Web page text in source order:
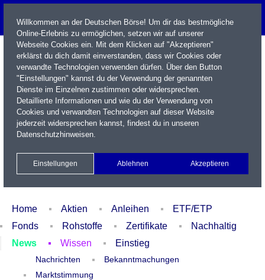
Name / WKN / ISIN / Kürzel
Xetra Realtime
Watchlist Portfolio Login
Home Aktien Anleihen
ETF/ETP
Fonds
Rohstoffe Zertifikate
Nachhaltig
News
Wissen Einstieg
Nachrichten
Bekanntmachungen
Marktstimmung
Willkommen an der Deutschen Börse! Um dir das bestmögliche
Online-Erlebnis zu ermöglichen, setzen wir auf unserer
Webseite Cookies ein. Mit dem Klicken auf "Akzeptieren"
erklärst du dich damit einverstanden, dass wir Cookies oder
verwandte Technologien verwenden dürfen. Über den Button
"Einstellungen" kannst du der Verwendung der genannten
Dienste im Einzelnen zustimmen oder widersprechen.
Detaillierte Informationen und wie du der Verwendung von
Cookies und verwandten Technologien auf dieser Website
jederzeit widersprechen kannst, findest du in unseren
Datenschutzhinweisen.
Einstellungen Ablehnen Akzeptieren